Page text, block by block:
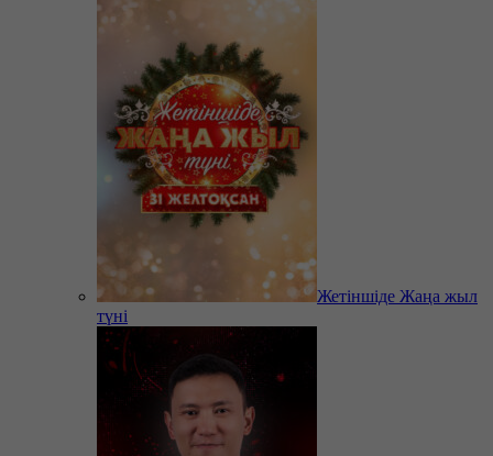
Жетіншіде Жаңа жыл
түні